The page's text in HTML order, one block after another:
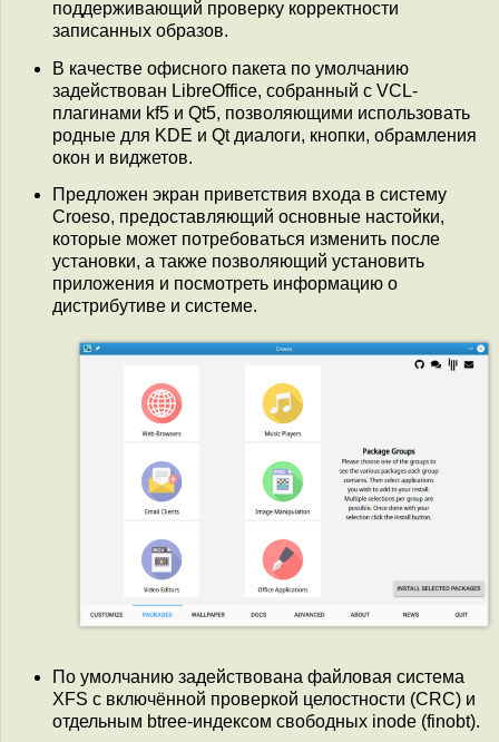
поддерживающий проверку корректности
записанных образов.
В качестве офисного пакета по умолчанию
задействован LibreOffice, собранный с VCL-
плагинами kf5 и Qt5, позволяющими использовать
родные для KDE и Qt диалоги, кнопки, обрамления
окон и виджетов.
Предложен экран приветствия входа в систему
Croeso, предоставляющий основные настойки,
которые может потребоваться изменить после
установки, а также позволяющий установить
приложения и посмотреть информацию о
дистрибутиве и системе.
По умолчанию задействована файловая система
XFS с включённой проверкой целостности (CRC) и
отдельным btree-индексом свободных inode (finobt).